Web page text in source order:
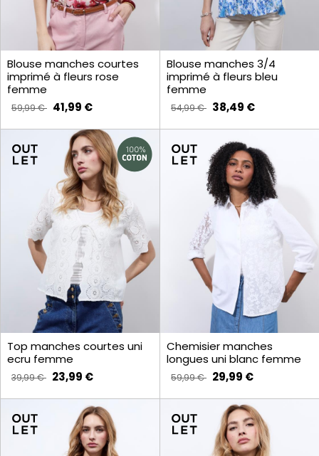
Blouse manches courtes
imprimé à fleurs rose
femme
59,99 € 41,99 €
Blouse manches 3/4
imprimé à fleurs bleu
femme
54,99 € 38,49 €
Top manches courtes uni
ecru femme
39,99 € 23,99 €
Chemisier manches
longues uni blanc femme
59,99 € 29,99 €